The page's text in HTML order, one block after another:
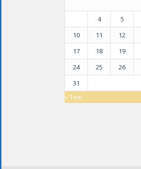
4 5
10
11 12
17
18 19
24
25 26
31
« Tem